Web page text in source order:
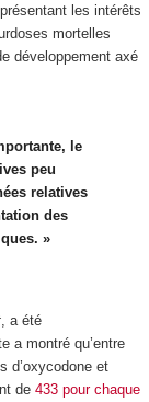
les intérêts
mortelles
développement axé
le
peu
relatives
des
»
, a été
a montré qu’entre
d’oxycodone et
de 433 pour chaque